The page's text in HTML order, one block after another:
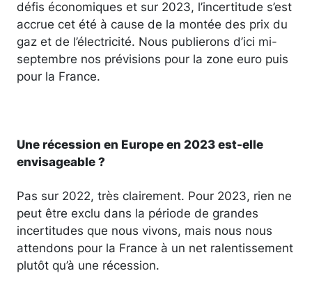
défis économiques et sur 2023, l’incertitude s’est
accrue cet été à cause de la montée des prix du
gaz et de l’électricité. Nous publierons d’ici mi-
septembre nos prévisions pour la zone euro puis
pour la France.
Une récession en Europe en 2023 est-elle
envisageable ?
Pas sur 2022, très clairement. Pour 2023, rien ne
peut être exclu dans la période de grandes
incertitudes que nous vivons, mais nous nous
attendons pour la France à un net ralentissement
plutôt qu’à une récession.